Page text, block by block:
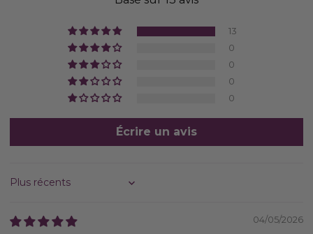
13
0
0
0
0
Écrire un avis
Sort by
04/05/2026